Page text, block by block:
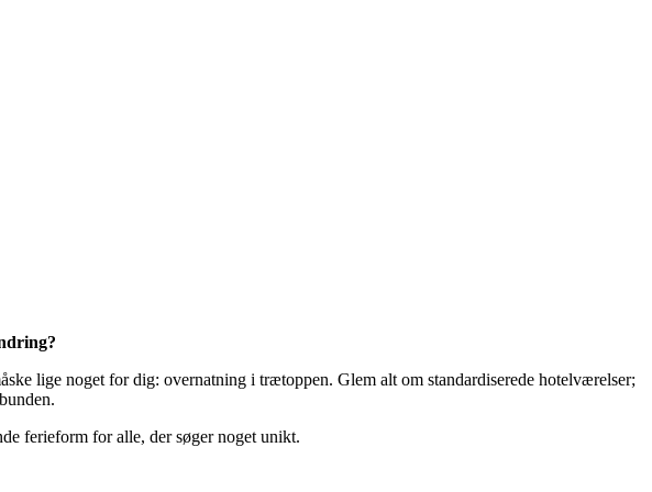
lige noget for dig: overnatning i trætoppen. Glem alt om standardiserede hotelværelser;
ferieform for alle, der søger noget unikt.